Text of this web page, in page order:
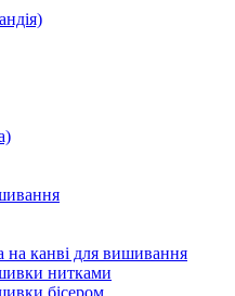
канві для вишивання
нитками
бісером